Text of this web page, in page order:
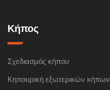
Κήπος
Σχεδιασμός κήπου
Κηπουρική εξωτερικών κήπων